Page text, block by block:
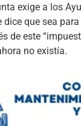
exige a los
que sea
de este
no existía.